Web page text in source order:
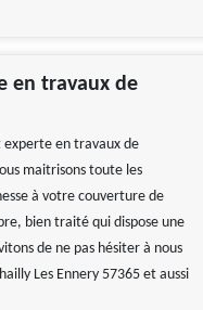
en travaux de
experte en travaux de
maitrisons toute les
à votre couverture de
bien traité qui dispose une
de ne pas hésiter à nous
Les Ennery 57365 et aussi